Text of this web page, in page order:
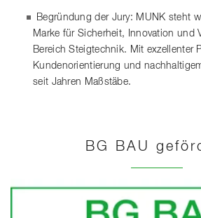
Begründung der Jury: MUNK steht
Marke für Sicherheit, Innovation und
Bereich Steigtechnik. Mit exzellenter
Kundenorientierung und
seit Jahren Maßstäbe.
BG BAU